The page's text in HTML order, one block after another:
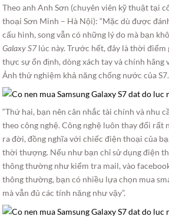
Theo anh Anh Sơn (chuyên viên kỹ thuật tại
thoại Sơn Minh – Hà Nội): “Mặc dù được
cấu hình, song vẫn có những lý do mà bạn
Galaxy S7lúc này. Trước hết, đây là thời điểm
thực sự ổn định, dòng xách tay và chính hãng
Ảnh thử nghiệm khả năng chống nước của S7.
“Thứ hai, bạn nên cân nhắc tài chính và nhu
theo công nghệ. Công nghệ luôn thay đổi rất
ra đời, đồng nghĩa với chiếc điện thoại của
thời thượng. Nếu như bạn chỉ sử dụng điện
thông thường như kiểm tra mail, vào
thông thường, bạn có nhiều lựa chọn mua
mà vẫn đủ các tính năng như vậy”.